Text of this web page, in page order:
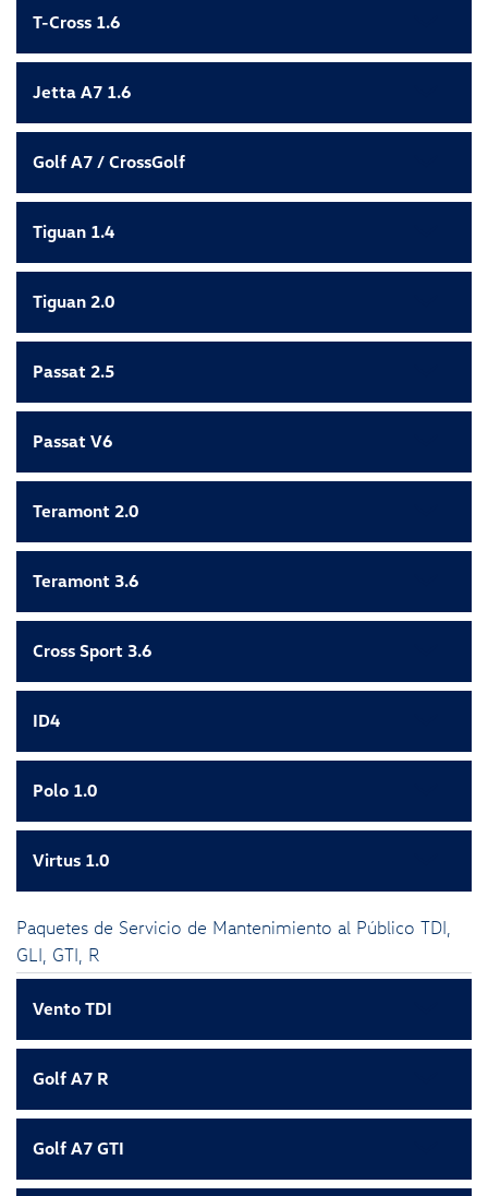
T-Cross 1.6
Jetta A7 1.6
Golf A7 / CrossGolf
Tiguan 1.4
Tiguan 2.0
Passat 2.5
Passat V6
Teramont 2.0
Teramont 3.6
Cross Sport 3.6
ID4
Polo 1.0
Virtus 1.0
Paquetes de Servicio de Mantenimiento al Público TDI,
GLI, GTI, R
Vento TDI
Golf A7 R
Golf A7 GTI